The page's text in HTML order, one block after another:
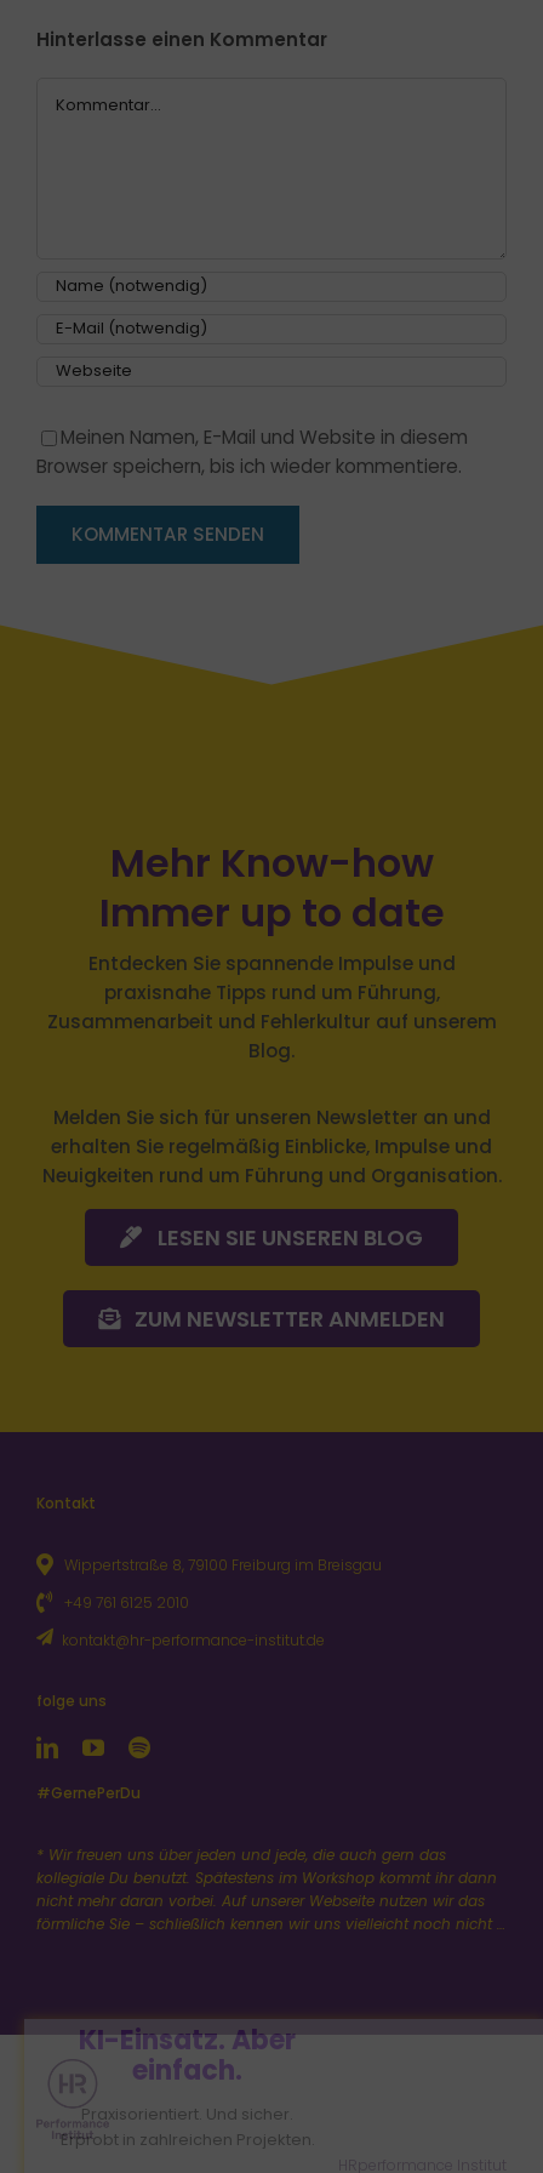
Browser speichern, bis ich wieder kommentiere.
Mehr Know-how
Immer up to date
Entdecken Sie spannende Impulse und
praxisnahe Tipps rund um Führung,
Zusammenarbeit und Fehlerkultur auf unserem
Blog.
erhalten Sie regelmäßig Einblicke, Impulse und
Neuigkeiten rund um Führung und Organisation.
LESEN SIE UNSEREN BLOG
ZUM NEWSLETTER ANMELDEN
+49 761 6125 2010
kontakt@hr-performance-institut.de
kollegiale Du benutzt. Spätestens im Workshop kommt ihr dann
nicht mehr daran vorbei. Auf unserer Webseite nutzen wir das
förmliche Sie – schließlich kennen wir uns vielleicht noch nicht …
Datenschutz • Server-Status
KI-Einsatz. Aber
einfach.
Praxisorientiert. Und sicher.
Erprobt in zahlreichen Projekten.